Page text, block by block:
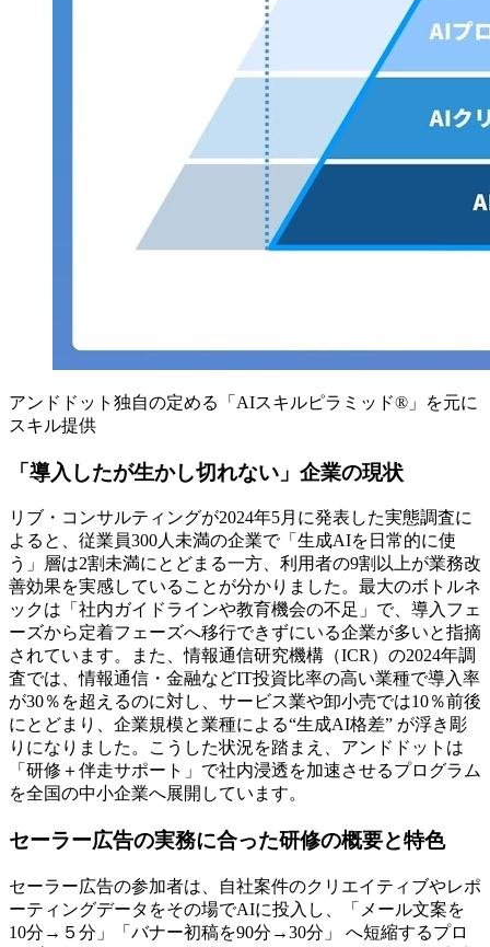
アンドドット独自の定める「AIスキルピラミッド®」を元に
スキル提供
「導入したが生かし切れない」企業の現状
リブ・コンサルティングが2024年5月に発表した実態調査に
よると、従業員300人未満の企業で「生成AIを日常的に使
う」層は2割未満にとどまる一方、利用者の9割以上が業務改
善効果を実感していることが分かりました。最大のボトルネ
ックは「社内ガイドラインや教育機会の不足」で、導入フェ
ーズから定着フェーズへ移行できずにいる企業が多いと指摘
されています。また、情報通信研究機構（ICR）の2024年調
査では、情報通信・金融などIT投資比率の高い業種で導入率
が30％を超えるのに対し、サービス業や卸小売では10％前後
にとどまり、企業規模と業種による“生成AI格差” が浮き彫
りになりました。こうした状況を踏まえ、アンドドットは
「研修＋伴走サポート」で社内浸透を加速させるプログラム
を全国の中小企業へ展開しています。
セーラー広告の実務に合った研修の概要と特色
セーラー広告の参加者は、自社案件のクリエイティブやレポ
ーティングデータをその場でAIに投入し、「メール文案を
10分→５分」「バナー初稿を90分→30分」 へ短縮するプロ